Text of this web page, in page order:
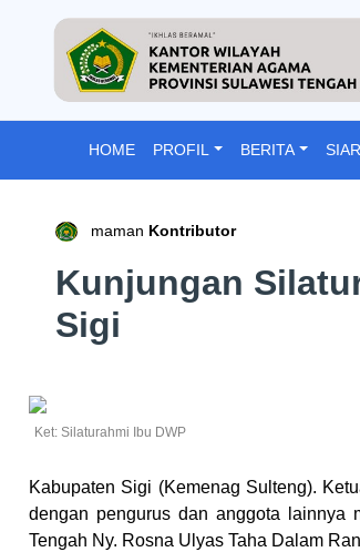
HOME PROFIL BERITA
maman Kontributor
Kunjungan
Sigi
Ket: Silaturahmi Ibu DWP
Kabupaten Sigi (Kemenag Sulteng).
dengan pengurus dan anggota lainnya
Tengah Ny. Rosna Ulyas Taha Dalam